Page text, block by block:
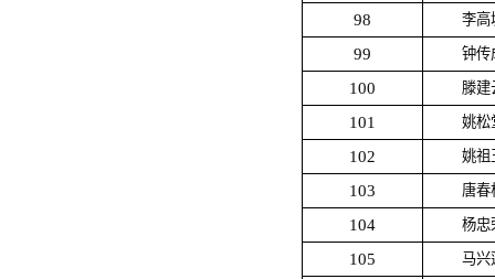
98 李高
99 钟传
100 滕建
101 姚松
102 姚祖
103 唐春
104 杨忠
105 马兴